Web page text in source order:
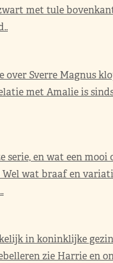
met tule
over Sverre Magnus
met Amalie is
serie, en wat een mooi
Wel wat braaf en
in koninklijke
zie Harrie en